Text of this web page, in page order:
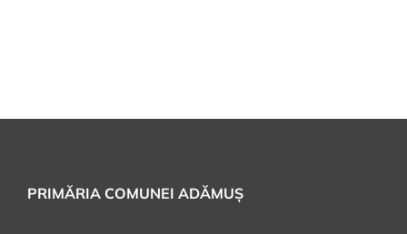
PRIMĂRIA COMUNEI ADĂMUȘ